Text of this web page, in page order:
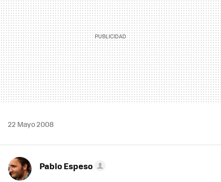
22 Mayo 2008
Pablo Espeso